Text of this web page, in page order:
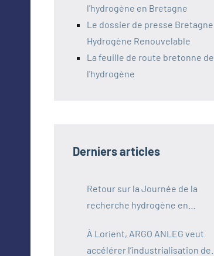
l'hydrogène en Bretagne
Le dossier de presse Bretagne
Hydrogène Renouvelable
La feuille de route bretonne de
l'hydrogène
Derniers articles
Retour sur la Journée de la
recherche hydrogène en
À Lorient, ARGO ANLEG veut
accélérer l’industrialisation de